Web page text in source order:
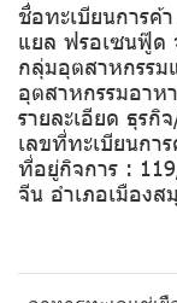
ชื่อทะเบียนการ
แยล ฟรอเซนฟู๊ด
กลุ่มอุตสาหกรรม
อุตสาหกรรมอาห
รายละเอียด ธุร
เลขที่ทะเบียนกา
ที่อยู่กิจการ :
จีน อำเภอเมือง